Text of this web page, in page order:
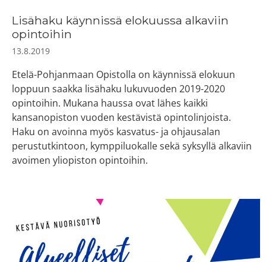
Lisähaku käynnissä elokuussa alkaviin
opintoihin
13.8.2019
Etelä-Pohjanmaan Opistolla on käynnissä elokuun
loppuun saakka lisähaku lukuvuoden 2019-2020
opintoihin. Mukana haussa ovat lähes kaikki
kansanopiston vuoden kestävistä opintolinjoista.
Haku on avoinna myös kasvatus- ja ohjausalan
perustutkintoon, kymppiluokalle sekä syksyllä alkaviin
avoimen yliopiston opintoihin.